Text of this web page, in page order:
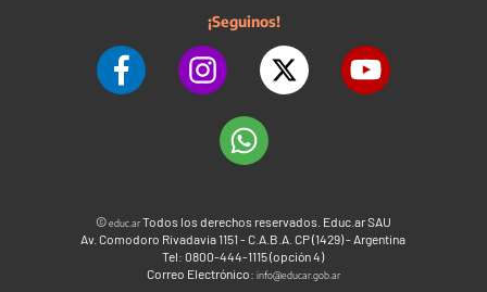
¡Seguinos!
©educ.arTodos los derechos reservados. Educ.ar SAU
Av. Comodoro Rivadavia 1151 - C.A.B.A. CP (1429) - Argentina
Tel: 0800-444-1115 (opción 4)
Correo Electrónico: info@educar.gob.ar